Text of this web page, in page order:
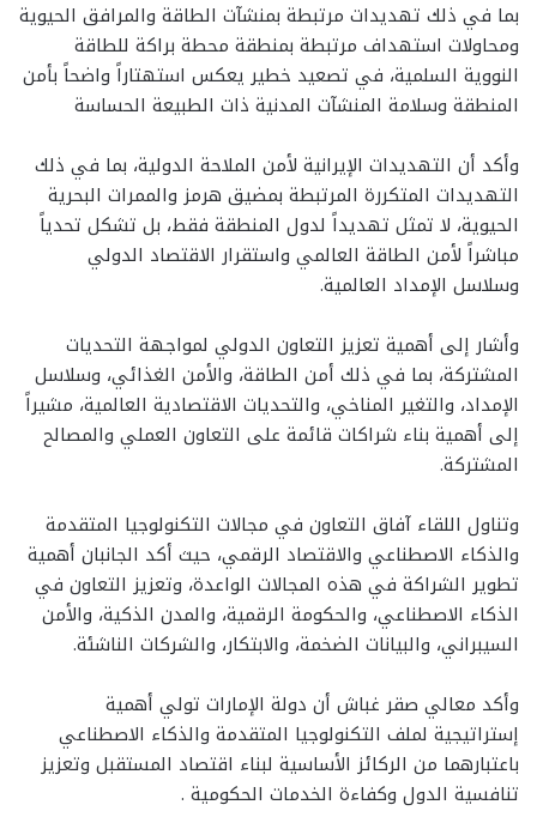
بما في ذلك تهديدات مرتبطة بمنشآت الطاقة والمرافق الحيوية
ومحاولات استهداف مرتبطة بمنطقة محطة براكة للطاقة
النووية السلمية، في تصعيد خطير يعكس استهتاراً واضحاً بأمن
المنطقة وسلامة المنشآت المدنية ذات الطبيعة الحساسة
وأكد أن التهديدات الإيرانية لأمن الملاحة الدولية، بما في ذلك
التهديدات المتكررة المرتبطة بمضيق هرمز والممرات البحرية
الحيوية، لا تمثل تهديداً لدول المنطقة فقط، بل تشكل تحدياً
مباشراً لأمن الطاقة العالمي واستقرار الاقتصاد الدولي
وسلاسل الإمداد العالمية.
وأشار إلى أهمية تعزيز التعاون الدولي لمواجهة التحديات
المشتركة، بما في ذلك أمن الطاقة، والأمن الغذائي، وسلاسل
الإمداد، والتغير المناخي، والتحديات الاقتصادية العالمية، مشيراً
إلى أهمية بناء شراكات قائمة على التعاون العملي والمصالح
المشتركة.
وتناول اللقاء آفاق التعاون في مجالات التكنولوجيا المتقدمة
والذكاء الاصطناعي والاقتصاد الرقمي، حيث أكد الجانبان أهمية
تطوير الشراكة في هذه المجالات الواعدة، وتعزيز التعاون في
الذكاء الاصطناعي، والحكومة الرقمية، والمدن الذكية، والأمن
السيبراني، والبيانات الضخمة، والابتكار، والشركات الناشئة.
وأكد معالي صقر غباش أن دولة الإمارات تولي أهمية
إستراتيجية لملف التكنولوجيا المتقدمة والذكاء الاصطناعي
باعتبارهما من الركائز الأساسية لبناء اقتصاد المستقبل وتعزيز
تنافسية الدول وكفاءة الخدمات الحكومية .